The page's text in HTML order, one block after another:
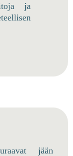
ja
jään